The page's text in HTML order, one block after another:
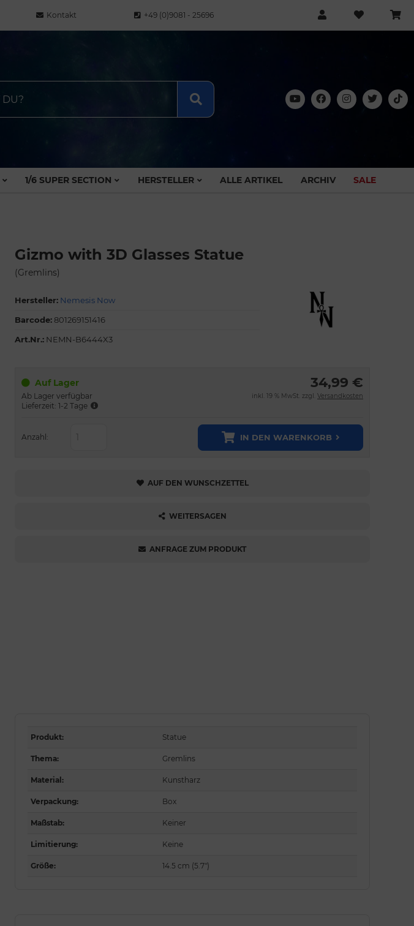
Kontakt +49 (0)9081 - 25696
1/6 SUPER SECTION HERSTELLER ALLE ARTIKEL ARCHIV SALE
Gizmo with 3D Glasses Statue
(Gremlins)
Hersteller: Nemesis Now
Barcode: 801269151416
Art.Nr.: NEMN-B6444X3
Auf Lager
Ab Lager verfügbar
Lieferzeit: 1-2 Tage
34,99 €
inkl. 19 % MwSt. zzgl. Versandkosten
Anzahl: IN DEN WARENKORB
AUF DEN WUNSCHZETTEL
WEITERSAGEN
ANFRAGE ZUM PRODUKT
Produkt: Statue
Thema: Gremlins
Material: Kunstharz
Verpackung: Box
Maßstab: Keiner
Limitierung: Keine
Größe: 14.5 cm (5.7")